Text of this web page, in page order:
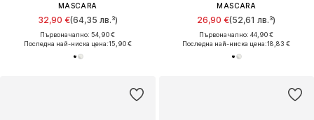
MASCARA
32,90 €(64,35 лв.³)
Първоначално: 54,90 €
Последна най-ниска цена:15,90 €
MASCARA
26,90 €(52,61 лв.³)
Първоначално: 44,90 €
Последна най-ниска цена:18,83 €